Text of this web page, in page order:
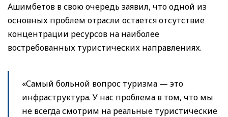
Ашимбетов в свою очередь заявил, что одной из
основных проблем отрасли остается отсутствие
концентрации ресурсов на наиболее
востребованных туристических направлениях.
«Самый больной вопрос туризма — это
инфраструктура. У нас проблема в том, что мы
не всегда смотрим на реальные туристические